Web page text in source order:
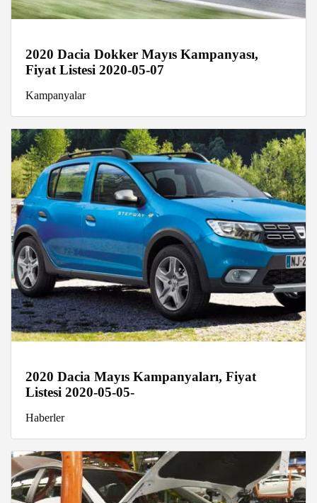
2020 Dacia Dokker Mayıs Kampanyası,
Fiyat Listesi 2020-05-07
Kampanyalar
2020 Dacia Mayıs Kampanyaları, Fiyat
Listesi 2020-05-05-
Haberler